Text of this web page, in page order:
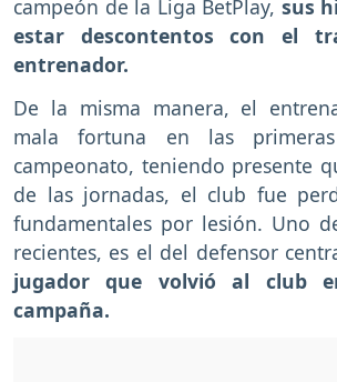
campeón de la Liga BetPlay, sus
estar descontentos con el
entrenador.
De la misma manera, el
mala fortuna en las
campeonato, teniendo presente
de las jornadas, el club fue
fundamentales por lesión. Uno
recientes, es el del defensor
jugador que volvió al club
campaña.